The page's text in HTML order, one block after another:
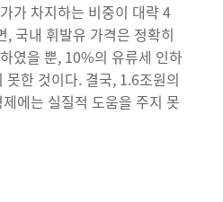
가 차지하는 비중이 대략 4
국내 휘발유 가격은 정확히
였을 뿐, 10%의 유류세 인하
한 것이다. 결국, 1.6조원의
에는 실질적 도움을 주지 못